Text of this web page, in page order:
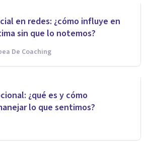
en redes: ¿cómo influye en
sin que lo notemos?
De Coaching
¿qué es y cómo
lo que sentimos?